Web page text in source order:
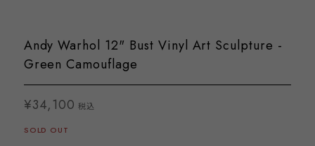
Andy Warhol 12" Bust Vinyl Art Sculpture -
Green Camouflage
¥34,100 税込
SOLD OUT